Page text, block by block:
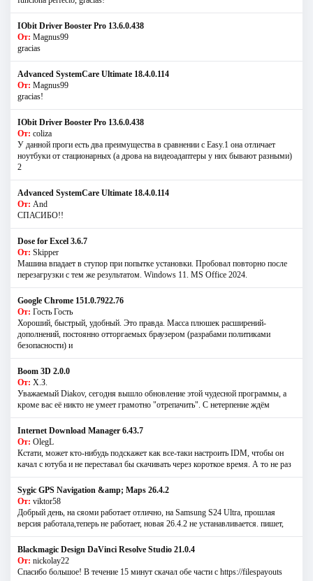
IObit Driver Booster Pro 13.6.0.438
От: Magnus99
gracias
Advanced SystemCare Ultimate 18.4.0.114
От: Magnus99
gracias!
IObit Driver Booster Pro 13.6.0.438
От: coliza
У данной проги есть два преимущества в сравнении с Easy.1 она отличает
ноутбуки от стационарных (а дрова на видеоадаптеры у них бывают разными)
2
Advanced SystemCare Ultimate 18.4.0.114
От: And
СПАСИБО!!
Dose for Excel 3.6.7
От: Skipper
Машина впадает в ступор при попытке установки. Пробовал повторно после
перезагрузки с тем же результатом. Windows 11. MS Offiсe 2024.
Google Chrome 151.0.7922.76
От: Гость Гость
Хороший, быстрый, удобный. Это правда. Масса плюшек расширений-
дополнений, постоянно отторгаемых браузером (разрабами политиками
безопасности) и
Boom 3D 2.0.0
От: Х.З.
Уважаемый Diakov, сегодня вышло обновление этой чудесной программы, а
кроме вас её никто не умеет грамотно "отрепачить". С нетерпение ждём
Internet Download Manager 6.43.7
От: OlegL
Кстати, может кто-нибудь подскажет как все-таки настроить IDM, чтобы он
качал с ютуба и не переставал бы скачивать через короткое время. А то не раз
Sygic GPS Navigation &amp; Maps 26.4.2
От: viktor58
Добрый день, на сяоми работает отлично, на Samsung S24 Ultra, прошлая
версия работала,теперь не работает, новая 26.4.2 не устанавливается. пишет,
Blackmagic Design DaVinci Resolve Studio 21.0.4
От: nickolay22
Спасибо большое! В течение 15 минут скачал обе части с https://filespayouts